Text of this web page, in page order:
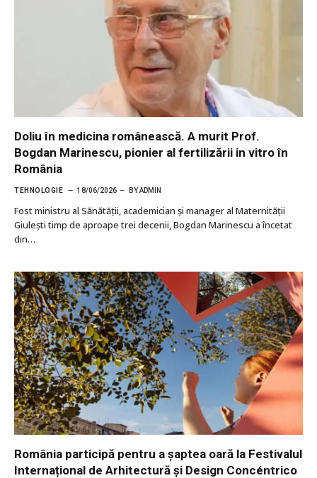
Doliu în medicina românească. A murit Prof.
Bogdan Marinescu, pionier al fertilizării in vitro în
România
TEHNOLOGIE 18/06/2026 BYADMIN
Fost ministru al Sănătății, academician și manager al Maternității
Giulești timp de aproape trei decenii, Bogdan Marinescu a încetat
din…
România participă pentru a șaptea oară la Festivalul
Internațional de Arhitectură și Design Concéntrico